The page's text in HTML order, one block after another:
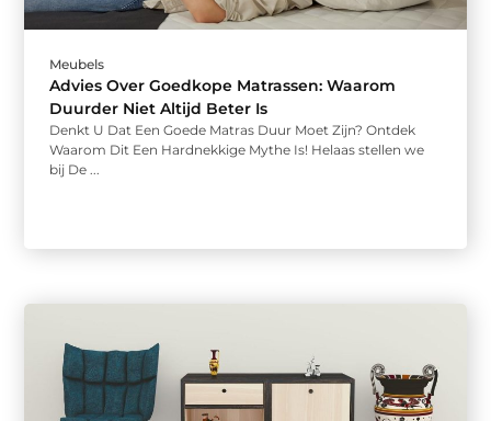
Meubels
Advies Over Goedkope Matrassen: Waarom
Duurder Niet Altijd Beter Is
Denkt U Dat Een Goede Matras Duur Moet Zijn? Ontdek
Waarom Dit Een Hardnekkige Mythe Is! Helaas stellen we
bij De ...